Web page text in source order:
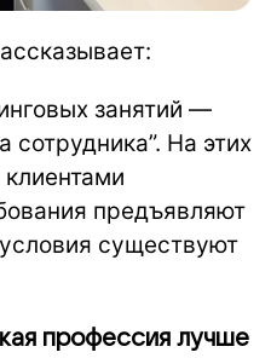
занятий —
На этих
предъявляют
существуют
профессия лучше